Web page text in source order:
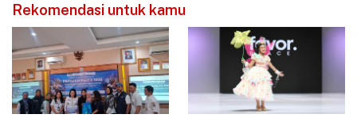
Rekomendasi untuk kamu